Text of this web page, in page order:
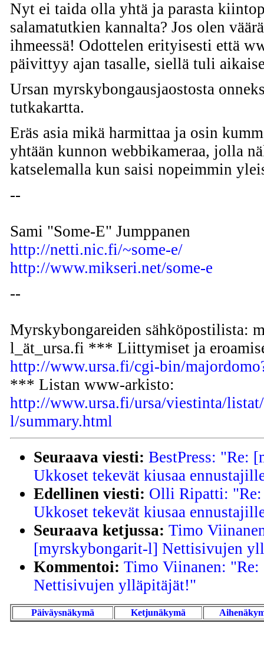
Nyt ei taida olla yhtä ja parasta
salamatutkien kannalta? Jos olen
ihmeessä! Odottelen erityisesti että
päivittyy ajan tasalle, siellä tuli
Ursan myrskybongausjaostosta
tutkakartta.
Eräs asia mikä harmittaa ja osin
yhtään kunnon webbikameraa, jolla
katselemalla kun saisi nopeimmin
--
Sami "Some-E" Jumppanen
http://netti.nic.fi/~some-e/
http://www.mikseri.net/some-e
--
Myrskybongareiden sähköpostilista:
l_ät_ursa.fi *** Liittymiset ja
http://www.ursa.fi/cgi-bin/
*** Listan www-arkisto:
http://www.ursa.fi/ursa/viestinta/
l/summary.html
Seuraava viesti: BestPress: "Re:
Ukkoset tekevät kiusaa
Edellinen viesti: Olli Ripatti:
Ukkoset tekevät kiusaa
Seuraava ketjussa: Timo
[myrskybongarit-l] Nettisivujen
Kommentoi: Timo Viinanen:
Nettisivujen ylläpitäjät!"
Päiväysnäkymä Ketjunäkymä